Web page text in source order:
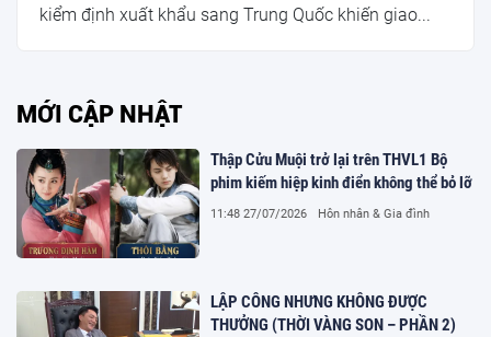
kiểm định xuất khẩu sang Trung Quốc khiến giao...
MỚI CẬP NHẬT
Thập Cửu Muội trở lại trên THVL1 Bộ
phim kiếm hiệp kinh điển không thể bỏ lỡ
11:48 27/07/2026 Hôn nhân & Gia đình
LẬP CÔNG NHƯNG KHÔNG ĐƯỢC
THƯỞNG (THỜI VÀNG SON – PHẦN 2)